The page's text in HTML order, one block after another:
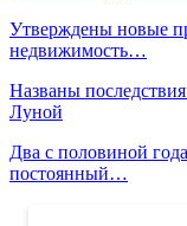
Утверждены новые
недвижимость…
Названы
Луной
Два с половиной
постоянный…